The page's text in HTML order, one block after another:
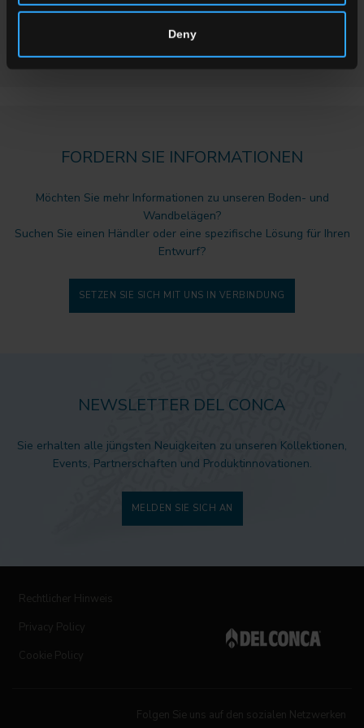
Deny
des Architekturkomplexes abwickelt.
FORDERN SIE INFORMATIONEN
Möchten Sie mehr Informationen zu unseren Boden- und
Wandbelägen?
Suchen Sie einen Händler oder eine spezifische Lösung für Ihren
Entwurf?
SETZEN SIE SICH MIT UNS IN VERBINDUNG
NEWSLETTER DEL CONCA
Sie erhalten alle jüngsten Neuigkeiten zu unseren Kollektionen,
Events, Partnerschaften und Produktinnovationen.
MELDEN SIE SICH AN
Rechtlicher Hinweis
Privacy Policy
Cookie Policy
Folgen Sie uns auf den sozialen Netzwerken